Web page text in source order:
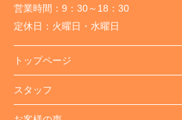
営業時間： 9：30～18：30
定休日： 火曜日・水曜日
トップページ
スタッフ